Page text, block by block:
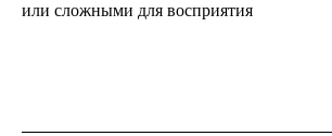
или сложными для восприятия